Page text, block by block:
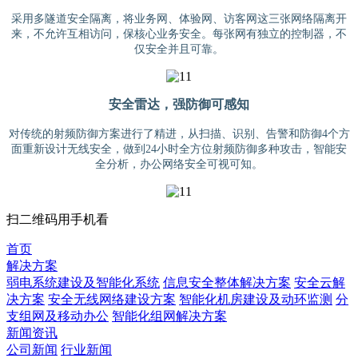
采用多隧道安全隔离，将业务网、体验网、访客网这三张网络隔离开
来，不允许互相访问，保核心业务安全。每张网有独立的控制器，不
仅安全并且可靠。
安全雷达，强防御可感知
对传统的射频防御方案进行了精进，从扫描、识别、告警和防御4个方
面重新设计无线安全，做到24小时全方位射频防御多种攻击，智能安
全分析，办公网络安全可视可知。
扫二维码用手机看
首页
解决方案
弱电系统建设及智能化系统 信息安全整体解决方案 安全云解
决方案 安全无线网络建设方案 智能化机房建设及动环监测 分
支组网及移动办公 智能化组网解决方案
新闻资讯
公司新闻 行业新闻